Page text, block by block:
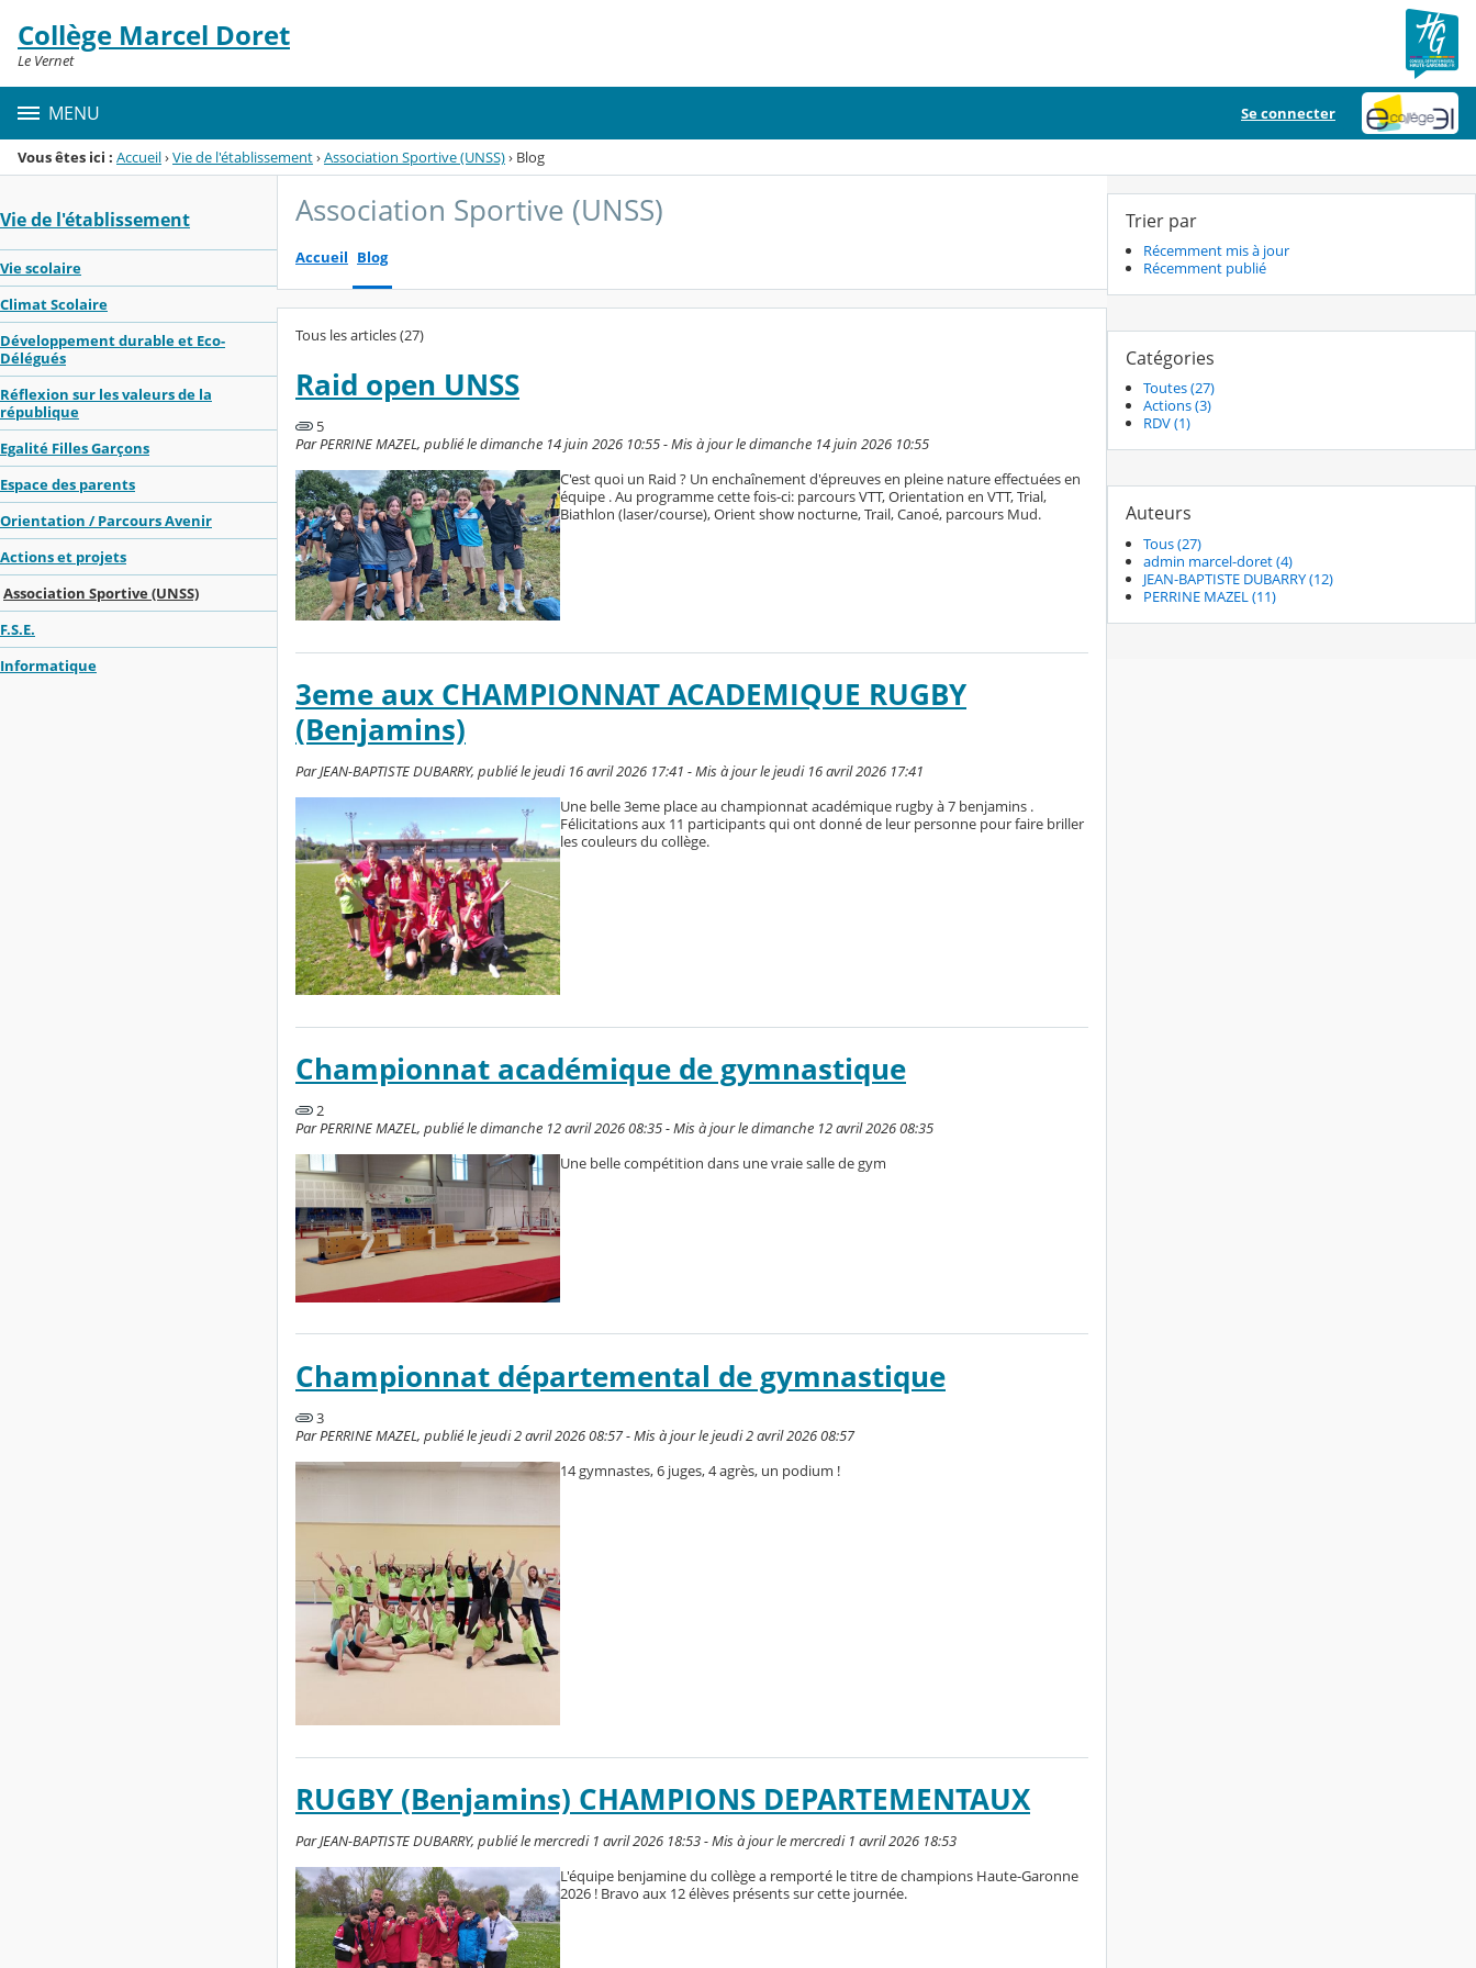
Menu de la rubrique
Contenu
Collège Marcel Doret
Le Vernet
MENU Se connecter
Vous êtes ici : Accueil›Vie de l'établissement›Association Sportive (UNSS)› Blog
Vie de l'établissement
Vie scolaire
Climat Scolaire
Développement durable et Eco-
Délégués
Réflexion sur les valeurs de la
république
Egalité Filles Garçons
Espace des parents
Orientation / Parcours Avenir
Actions et projets
Association Sportive (UNSS)
F.S.E.
Informatique
Association Sportive (UNSS)
Accueil Blog
Tous les articles (27)
Raid open UNSS
5
Par PERRINE MAZEL, publié le dimanche 14 juin 2026 10:55 - Mis à jour le dimanche 14 juin 2026 10:55
C'est quoi un Raid ? Un enchaînement d'épreuves en pleine nature effectuées en
équipe . Au programme cette fois-ci: parcours VTT, Orientation en VTT, Trial,
Biathlon (laser/course), Orient show nocturne, Trail, Canoé, parcours Mud.
3eme aux CHAMPIONNAT ACADEMIQUE RUGBY
(Benjamins)
Par JEAN-BAPTISTE DUBARRY, publié le jeudi 16 avril 2026 17:41 - Mis à jour le jeudi 16 avril 2026 17:41
Une belle 3eme place au championnat académique rugby à 7 benjamins .
Félicitations aux 11 participants qui ont donné de leur personne pour faire briller
les couleurs du collège.
Championnat académique de gymnastique
2
Par PERRINE MAZEL, publié le dimanche 12 avril 2026 08:35 - Mis à jour le dimanche 12 avril 2026 08:35
Une belle compétition dans une vraie salle de gym
Championnat départemental de gymnastique
3
Par PERRINE MAZEL, publié le jeudi 2 avril 2026 08:57 - Mis à jour le jeudi 2 avril 2026 08:57
14 gymnastes, 6 juges, 4 agrès, un podium !
RUGBY (Benjamins) CHAMPIONS DEPARTEMENTAUX
Par JEAN-BAPTISTE DUBARRY, publié le mercredi 1 avril 2026 18:53 - Mis à jour le mercredi 1 avril 2026 18:53
L'équipe benjamine du collège a remporté le titre de champions Haute-Garonne
2026 ! Bravo aux 12 élèves présents sur cette journée.
Trier par
Récemment mis à jour
Récemment publié
Catégories
Toutes (27)
Actions (3)
RDV (1)
Auteurs
Tous (27)
admin marcel-doret (4)
JEAN-BAPTISTE DUBARRY (12)
PERRINE MAZEL (11)